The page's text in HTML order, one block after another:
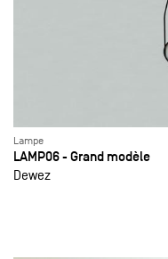
Lampe
LAMP06 - Grand modèle
Dewez